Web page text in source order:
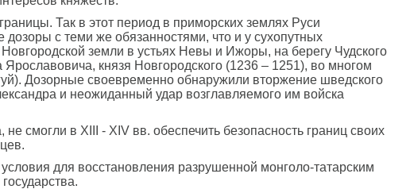
Так в этот период в приморских землях Руси
с теми же обязанностями, что и у сухопутных
земли в устьях Невы и Ижоры, на берегу Чудского
князя Новгородского (1236 – 1251), во многом
Дозорные своевременно обнаружили вторжение шведского
и неожиданный удар возглавляемого им войска
смогли в XIII - XIV вв. обеспечить безопасность границ своих
для восстановления разрушенной монголо-татарским